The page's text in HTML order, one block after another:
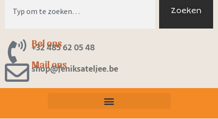
Zoeken
Bel ons
+32 485 62 05 48
Mail ons
shop@feniksateljee.be